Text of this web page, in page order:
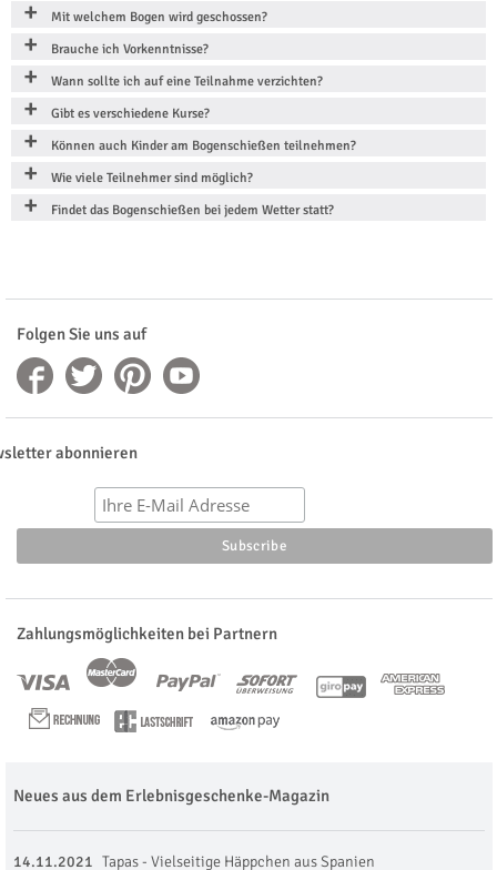
Mit welchem Bogen wird geschossen?
Brauche ich Vorkenntnisse?
Wann sollte ich auf eine Teilnahme verzichten?
Gibt es verschiedene Kurse?
Können auch Kinder am Bogenschießen teilnehmen?
Wie viele Teilnehmer sind möglich?
Findet das Bogenschießen bei jedem Wetter statt?
Folgen Sie uns auf
abonnieren
Zahlungsmöglichkeiten bei Partnern
Neues aus dem Erlebnisgeschenke-Magazin
14.11.2021 Tapas - Vielseitige Häppchen aus Spanien